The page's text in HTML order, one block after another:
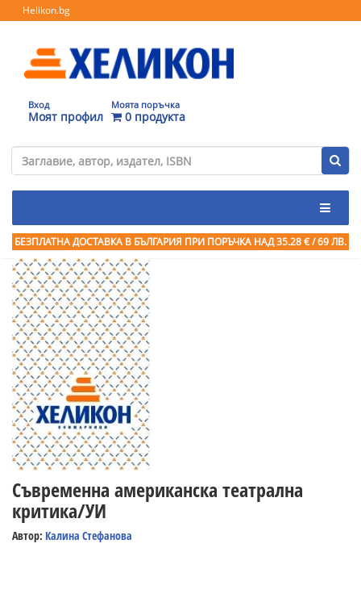
Helikon.bg
Вход
Моят профил
Моята поръчка
0 продукта
БЕЗПЛАТНА ДОСТАВКА В БЪЛГАРИЯ ПРИ ПОРЪЧКА НАД 35.28 € / 69 ЛВ.
Съвременна американска театрална
критика/УИ
Автор: Калина Стефанова